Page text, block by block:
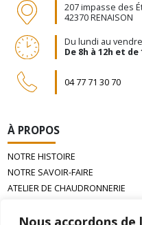
Nous accordons
207 impasse des
42370 RENAISON
Du lundi au
De 8h à 12h et de
04 77 71 30 70
À PROPOS
NOTRE HISTOIRE
NOTRE SAVOIR-FAIRE
ATELIER DE CHAUDRONNERIE